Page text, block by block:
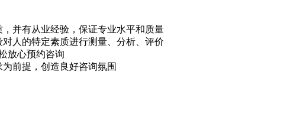
并有从业经验，保证专业水平和质量
人的特定素质进行测量、分析、评价
放心预约咨询
前提，创造良好咨询氛围